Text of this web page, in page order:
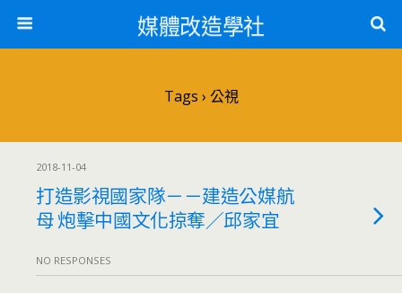
媒體改造學社
Tags › 公視
2018-11-04
打造影視國家隊－－建造公媒航
母 炮擊中國文化掠奪／邱家宜
NO RESPONSES